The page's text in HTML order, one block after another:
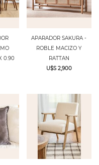
0.90
APARADOR SAKURA -
ROBLE MACIZO Y
RATTAN
U$S 2,900